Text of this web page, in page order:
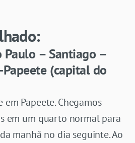
Paulo – Santiago –
Papeete (capital do
em Papeete. Chegamos
em um quarto normal para
manhã no dia seguinte. Ao